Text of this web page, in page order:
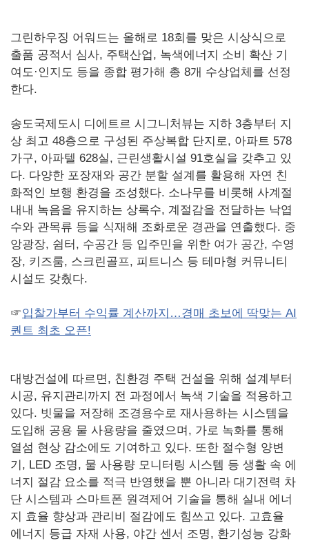
그린하우징 어워드는 올해로 18회를 맞은 시상식으로
출품 공적서 심사, 주택산업, 녹색에너지 소비 확산 기
여도·인지도 등을 종합 평가해 총 8개 수상업체를 선정
한다.
송도국제도시 디에트르 시그니처뷰는 지하 3층부터 지
상 최고 48층으로 구성된 주상복합 단지로, 아파트 578
가구, 아파텔 628실, 근린생활시설 91호실을 갖추고 있
다. 다양한 포장재와 공간 분할 설계를 활용해 자연 친
화적인 보행 환경을 조성했다. 소나무를 비롯해 사계절
내내 녹음을 유지하는 상록수, 계절감을 전달하는 낙엽
수와 관목류 등을 식재해 조화로운 경관을 연출했다. 중
앙광장, 쉼터, 수공간 등 입주민을 위한 여가 공간, 수영
장, 키즈룸, 스크린골프, 피트니스 등 테마형 커뮤니티
시설도 갖췄다.
☞입찰가부터 수익률 계산까지…경매 초보에 딱맞는 AI
퀀트 최초 오픈!
대방건설에 따르면, 친환경 주택 건설을 위해 설계부터
시공, 유지관리까지 전 과정에서 녹색 기술을 적용하고
있다. 빗물을 저장해 조경용수로 재사용하는 시스템을
도입해 공용 물 사용량을 줄였으며, 가로 녹화를 통해
열섬 현상 감소에도 기여하고 있다. 또한 절수형 양변
기, LED 조명, 물 사용량 모니터링 시스템 등 생활 속 에
너지 절감 요소를 적극 반영했을 뿐 아니라 대기전력 차
단 시스템과 스마트폰 원격제어 기술을 통해 실내 에너
지 효율 향상과 관리비 절감에도 힘쓰고 있다. 고효율
에너지 등급 자재 사용, 야간 센서 조명, 환기성능 강화